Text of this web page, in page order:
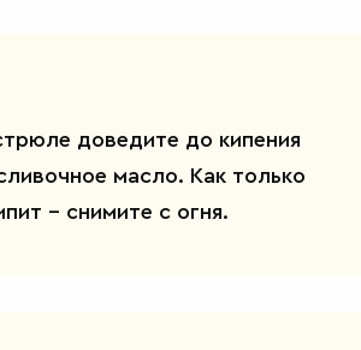
доведите до кипения
масло. Как только
– снимите с огня.